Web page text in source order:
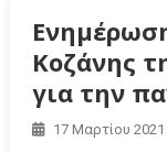
Κοζάνης
για την
17 Μαρτίου 2021